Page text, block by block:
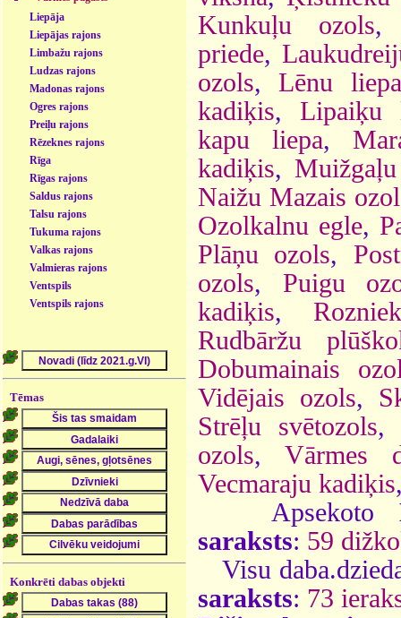
Liepāja
Liepājas rajons
Limbažu rajons
Ludzas rajons
Madonas rajons
Ogres rajons
Preiļu rajons
Rēzeknes rajons
Rīga
Rīgas rajons
Saldus rajons
Talsu rajons
Tukuma rajons
Valkas rajons
Valmieras rajons
Ventspils
Ventspils rajons
Tēmas
Konkrēti dabas objekti
Kunkuļu ozols
priede,
ozols,Lēnu liepa
kadiķis, Lipaiķu
kapu liepa,
kadiķis,
Naižu Mazais
Ozolkalnu egle,
Plāņu ozols,
ozols, Puigu
kadiķis,
Rudbāržu
Dobumainais
Vidējais ozols,
Strēļu svētozols
ozols,Vārmes
Vecmaraju kadiķis
Apsekoto
saraksts: 59
Visu
saraksts: 73